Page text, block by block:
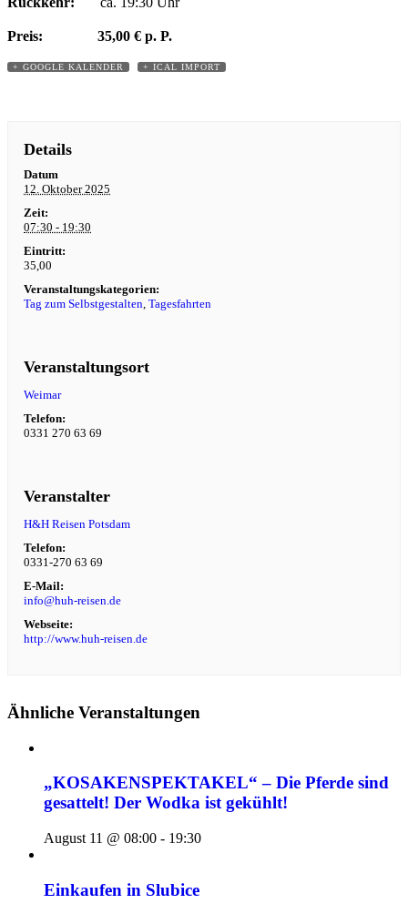
Preis: 35,00 € p. P.
+ GOOGLE KALENDER + ICAL IMPORT
Details
Datum
12. Oktober 2025
Zeit:
07:30 - 19:30
Eintritt:
35,00
Veranstaltungskategorien:
Tag zum Selbstgestalten ,Tagesfahrten
Veranstaltungsort
Weimar
Telefon:
0331 270 63 69
Veranstalter
H&H Reisen Potsdam
Telefon:
0331-270 63 69
E-Mail:
info@huh-reisen.de
Webseite:
http://www.huh-reisen.de
Ähnliche Veranstaltungen
„KOSAKENSPEKTAKEL“ – Die Pferde sind
gesattelt! Der Wodka ist gekühlt!
August 11 @ 08:00 - 19:30
Einkaufen in Slubice